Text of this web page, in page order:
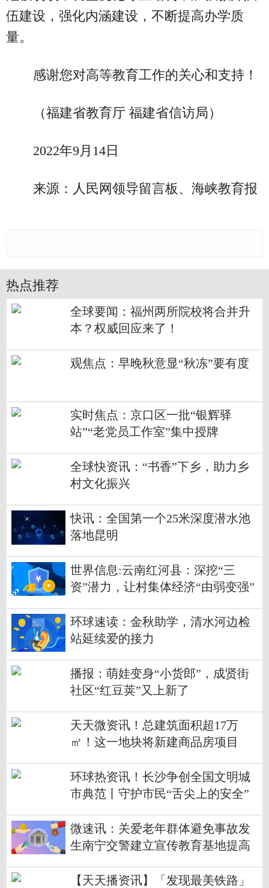
伍建设，强化内涵建设，不断提高办学质
量。
感谢您对高等教育工作的关心和支持！
（福建省教育厅 福建省信访局）
2022年9月14日
来源：人民网领导留言板、海峡教育报
热点推荐
全球要闻：福州两所院校将合并升
本？权威回应来了！
观焦点：早晚秋意显“秋冻”要有度
实时焦点：京口区一批“银辉驿
站”“老党员工作室”集中授牌
全球快资讯：“书香”下乡，助力乡
村文化振兴
快讯：全国第一个25米深度潜水池
落地昆明
世界信息:云南红河县：深挖“三
资”潜力，让村集体经济“由弱变强”
环球速读：金秋助学，清水河边检
站延续爱的接力
播报：萌娃变身“小货郎”，成贤街
社区“红豆荚”又上新了
天天微资讯！总建筑面积超17万
㎡！这一地块将新建商品房项目
环球热资讯！长沙争创全国文明城
市典范丨守护市民“舌尖上的安全”
微速讯：关爱老年群体避免事故发
生南宁交警建立宣传教育基地提高
【天天播资讯】「发现最美铁路」